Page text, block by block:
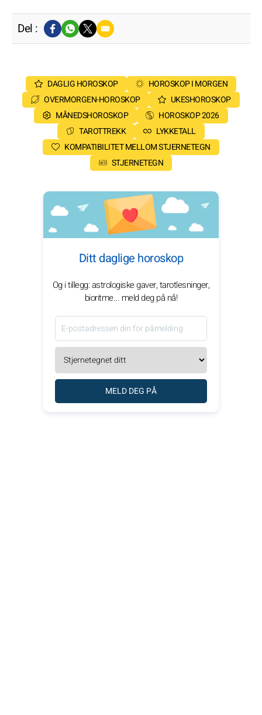
Del :
DAGLIG HOROSKOP
HOROSKOP I MORGEN
OVERMORGEN-HOROSKOP
UKESHOROSKOP
MÅNEDSHOROSKOP
HOROSKOP 2026
TAROTTREKK
LYKKETALL
KOMPATIBILITET MELLOM STJERNETEGN
STJERNETEGN
Ditt daglige horoskop
Og i tillegg: astrologiske gaver, tarotlesninger,
bioritme... meld deg på nå!
MELD DEG PÅ